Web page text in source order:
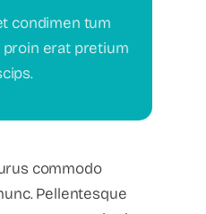
condimen tum
erat pretium
Goes Here
commodo
Pellentesque